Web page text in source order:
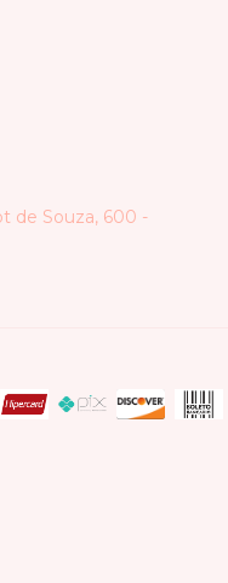
de Souza, 600 -